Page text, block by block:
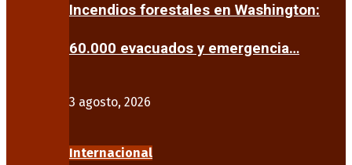
Incendios forestales en Washington:
60.000 evacuados y emergencia…
3 agosto, 2026
Internacional